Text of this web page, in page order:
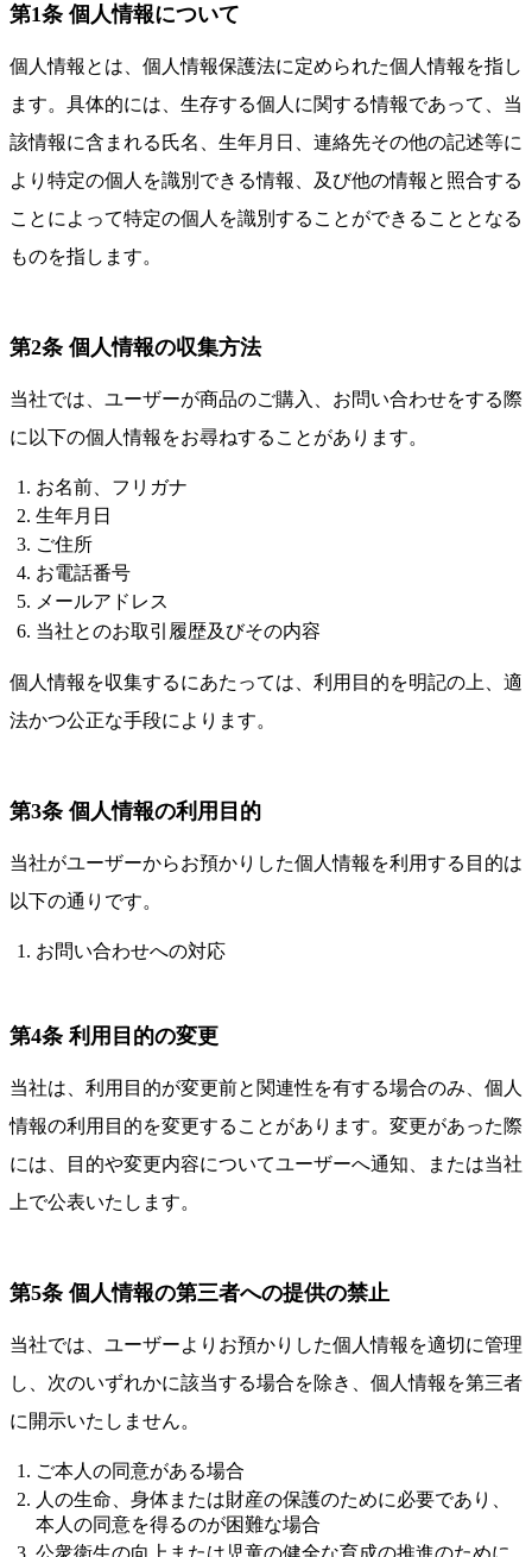
第1条 個人情報について
個人情報とは、個人情報保護法に定められた個人情報を指し
ます。具体的には、生存する個人に関する情報であって、当
該情報に含まれる氏名、生年月日、連絡先その他の記述等に
より特定の個人を識別できる情報、及び他の情報と照合する
ことによって特定の個人を識別することができることとなる
ものを指します。
第2条 個人情報の収集方法
当社では、ユーザーが商品のご購入、お問い合わせをする際
に以下の個人情報をお尋ねすることがあります。
お名前、フリガナ
生年月日
ご住所
お電話番号
メールアドレス
当社とのお取引履歴及びその内容
個人情報を収集するにあたっては、利用目的を明記の上、適
法かつ公正な手段によります。
第3条 個人情報の利用目的
当社がユーザーからお預かりした個人情報を利用する目的は
以下の通りです。
お問い合わせへの対応
第4条 利用目的の変更
当社は、利用目的が変更前と関連性を有する場合のみ、個人
情報の利用目的を変更することがあります。変更があった際
には、目的や変更内容についてユーザーへ通知、または当社
上で公表いたします。
第5条 個人情報の第三者への提供の禁止
当社では、ユーザーよりお預かりした個人情報を適切に管理
し、次のいずれかに該当する場合を除き、個人情報を第三者
に開示いたしません。
ご本人の同意がある場合
人の生命、身体または財産の保護のために必要であり、
本人の同意を得るのが困難な場合
公衆衛生の向上または児童の健全な育成の推進のために